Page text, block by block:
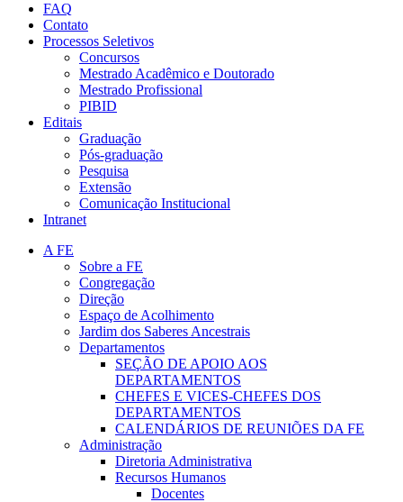
FAQ
Contato
Processos Seletivos
Concursos
Mestrado Acadêmico e Doutorado
Mestrado Profissional
PIBID
Editais
Graduação
Pós-graduação
Pesquisa
Extensão
Comunicação Institucional
Intranet
A FE
Sobre a FE
Congregação
Direção
Espaço de Acolhimento
Jardim dos Saberes Ancestrais
Departamentos
SEÇÃO DE APOIO AOS
DEPARTAMENTOS
CHEFES E VICES-CHEFES DOS
DEPARTAMENTOS
CALENDÁRIOS DE REUNIÕES DA FE
Administração
Diretoria Administrativa
Recursos Humanos
Docentes